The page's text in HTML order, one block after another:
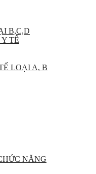
B,C,D
TẾ
LOẠI A, B
NĂNG